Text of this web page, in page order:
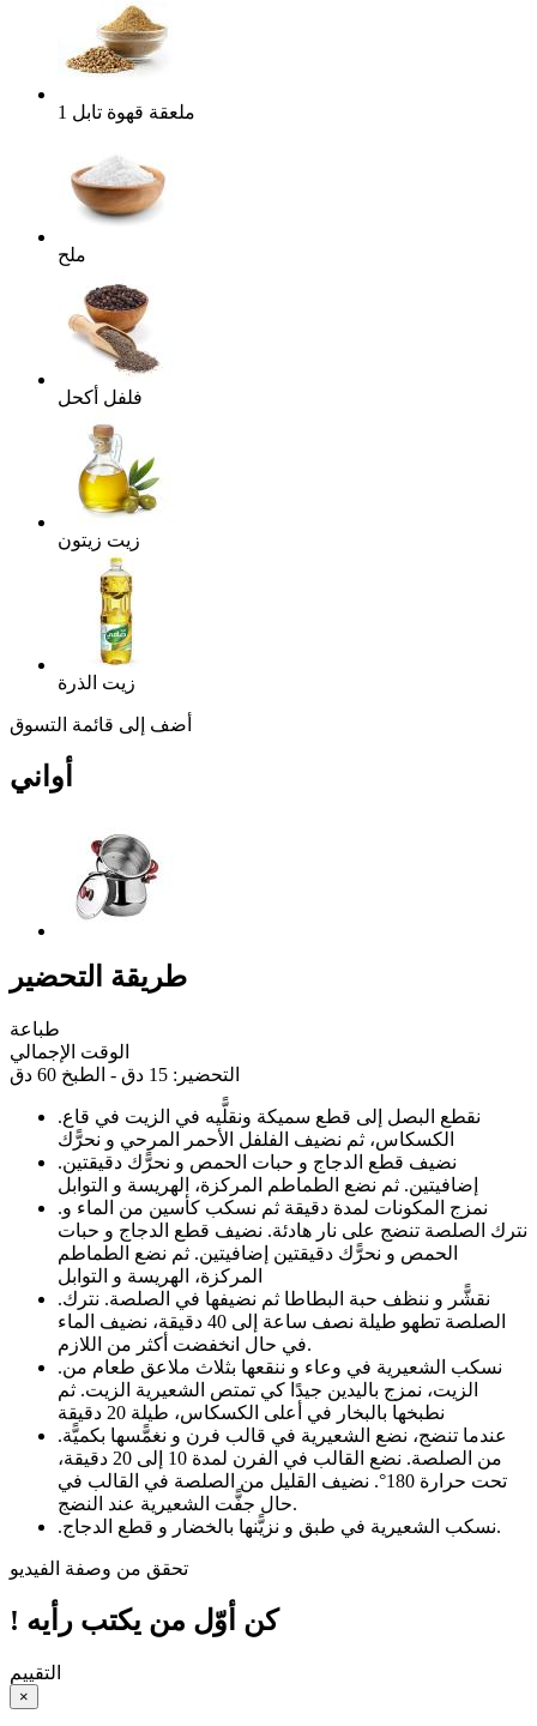
1 ملعقة قهوة تابل
ملح
فلفل أكحل
زيت زيتون
زيت الذرة
أضف إلى قائمة التسوق
أواني
طريقة التحضير
طباعة
الوقت الإجمالي
التحضير: 15 دق - الطبخ 60 دق
.نقطع البصل إلى قطع سميكة ونقلًّيه في الزيت في قاع
الكسكاس، ثم نضيف الفلفل الأحمر المرحي و نحرًّك
.نضيف قطع الدجاج و حبات الحمص و نحرًّك دقيقتين
إضافيتين. ثم نضع الطماطم المركزة، الهريسة و التوابل
.نمزج المكونات لمدة دقيقة ثم نسكب كأسين من الماء و
نترك الصلصة تنضج على نار هادئة. نضيف قطع الدجاج و حبات
الحمص و نحرًّك دقيقتين إضافيتين. ثم نضع الطماطم
المركزة، الهريسة و التوابل
.نقشًّر و ننظف حبة البطاطا ثم نضيفها في الصلصة. نترك
الصلصة تطهو طيلة نصف ساعة إلى 40 دقيقة، نضيف الماء
في حال انخفضت أكثر من اللازم.
.نسكب الشعيرية في وعاء و ننقعها بثلاث ملاعق طعام من
الزيت، نمزج باليدين جيدًا كي تمتص الشعيرية الزيت. ثم
نطبخها بالبخار في أعلى الكسكاس، طيلة 20 دقيقة
.عندما تنضج، نضع الشعيرية في قالب فرن و نغمًّسها بكميًّة
من الصلصة. نضع القالب في الفرن لمدة 10 إلى 20 دقيقة،
تحت حرارة 180°. نضيف القليل من الصلصة في القالب في
حال جفًّت الشعيرية عند النضج.
.
نسكب الشعيرية في طبق و نزيًّنها بالخضار و قطع الدجاج.
تحقق من وصفة الفيديو
! كن أوّل من يكتب رأيه
التقييم
×